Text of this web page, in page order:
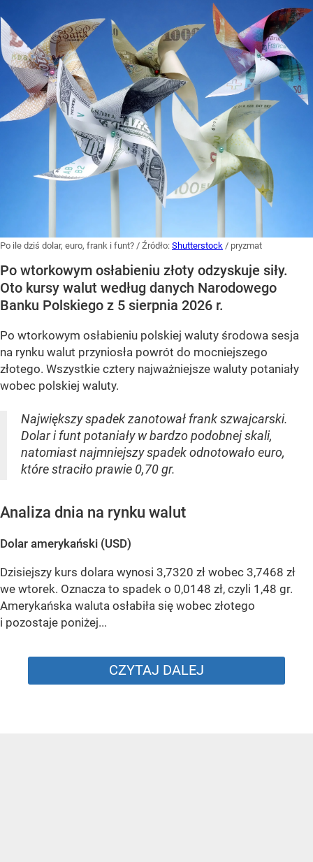
Po ile dziś dolar, euro, frank i funt? / Źródło: Shutterstock / pryzmat
Po wtorkowym osłabieniu złoty odzyskuje siły.
Oto kursy walut według danych Narodowego
Banku Polskiego z 5 sierpnia 2026 r.
Po wtorkowym osłabieniu polskiej waluty środowa sesja
na rynku walut przyniosła powrót do mocniejszego
złotego. Wszystkie cztery najważniejsze waluty potaniały
wobec polskiej waluty.
Największy spadek zanotował frank szwajcarski.
Dolar i funt potaniały w bardzo podobnej skali,
natomiast najmniejszy spadek odnotowało euro,
które straciło prawie 0,70 gr.
Analiza dnia na rynku walut
Dolar amerykański (USD)
Dzisiejszy kurs dolara wynosi 3,7320 zł wobec 3,7468 zł
we wtorek. Oznacza to spadek o 0,0148 zł, czyli 1,48 gr.
Amerykańska waluta osłabiła się wobec złotego
i pozostaje poniżej...
CZYTAJ DALEJ